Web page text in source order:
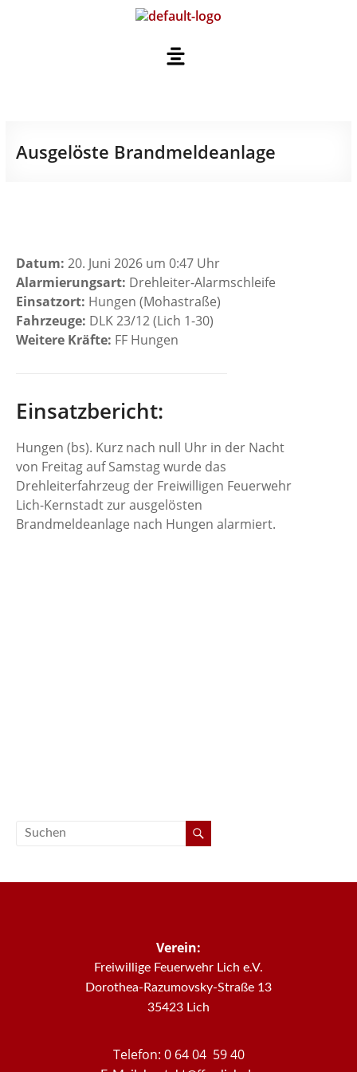
Ausgelöste Brandmeldeanlage
Datum: 20. Juni 2026 um 0:47 Uhr
Alarmierungsart: Drehleiter-Alarmschleife
Einsatzort: Hungen (Mohastraße)
Fahrzeuge: DLK 23/12 (Lich 1-30)
Weitere Kräfte: FF Hungen
Einsatzbericht:
Hungen (bs). Kurz nach null Uhr in der Nacht
von Freitag auf Samstag wurde das
Drehleiterfahrzeug der Freiwilligen Feuerwehr
Lich-Kernstadt zur ausgelösten
Brandmeldeanlage nach Hungen alarmiert.
Verein:
Freiwillige Feuerwehr Lich e.V.
Dorothea-Razumovsky-Straße 13
35423 Lich
Telefon: 0 64 04 59 40